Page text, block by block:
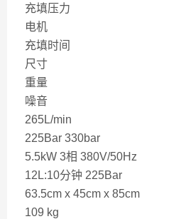
充填压力
电机
充填时间
尺寸
重量
噪音
265L/min
225Bar 330bar
5.5kW 3相 380V/50Hz
12L:10分钟 225Bar
63.5cm x 45cm x 85cm
109 kg